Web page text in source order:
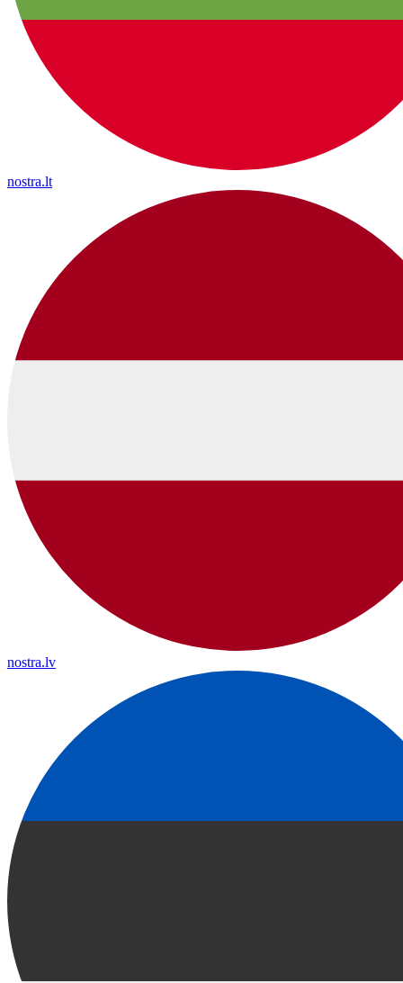
nostra.lt
nostra.lv